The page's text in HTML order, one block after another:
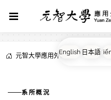
元智大學應用外語系 NEWS
系所概況